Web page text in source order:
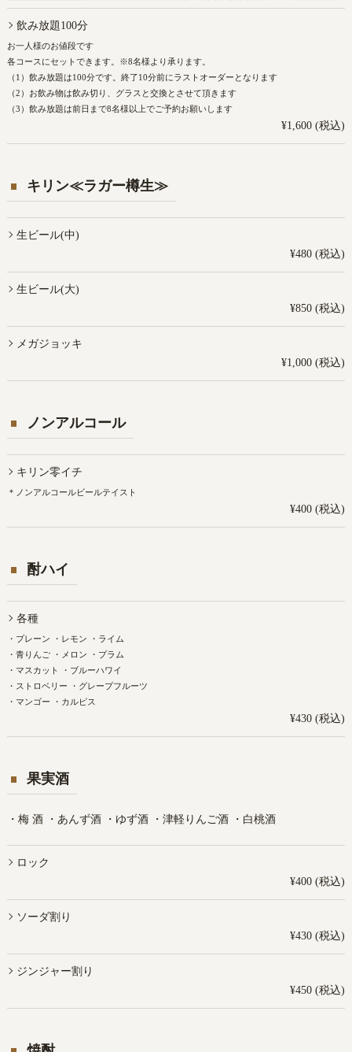
飲み放題100分
お一人様のお値段です
各コースにセットできます。※8名様より承ります。
（1）飲み放題は100分です。終了10分前にラストオーダーとなります
（2）お飲み物は飲み切り、グラスと交換とさせて頂きます
（3）飲み放題は前日まで8名様以上でご予約お願いします
¥1,600 (税込)
キリン≪ラガー樽生≫
生ビール(中)
¥480 (税込)
生ビール(大)
¥850 (税込)
メガジョッキ
¥1,000 (税込)
ノンアルコール
キリン零イチ
＊ノンアルコールビールテイスト
¥400 (税込)
酎ハイ
各種
・プレーン ・レモン ・ライム
・青りんご ・メロン ・プラム
・マスカット ・ブルーハワイ
・ストロベリー ・グレープフルーツ
・マンゴー ・カルピス
¥430 (税込)
果実酒
・梅 酒 ・あんず酒 ・ゆず酒 ・津軽りんご酒 ・白桃酒
ロック
¥400 (税込)
ソーダ割り
¥430 (税込)
ジンジャー割り
¥450 (税込)